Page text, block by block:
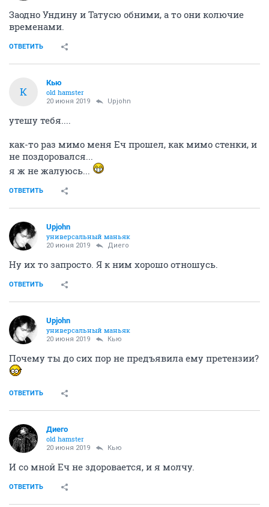
Заодно Ундину и Татусю обними, а то они колючие
временами.
ОТВЕТИТЬ
К
Кью
old hamster
20 июня 2019 Upjohn
утешу тебя....
как-то раз мимо меня Еч прошел, как мимо стенки, и
не поздоровался...
я ж не жалуюсь...
ОТВЕТИТЬ
Upjohn
универсальный маньяк
20 июня 2019 Диего
Ну их то запросто. Я к ним хорошо отношусь.
ОТВЕТИТЬ
Upjohn
универсальный маньяк
20 июня 2019 Кью
Почему ты до сих пор не предъявила ему претензии?
ОТВЕТИТЬ
Диего
old hamster
20 июня 2019 Кью
И со мной Еч не здоровается, и я молчу.
ОТВЕТИТЬ